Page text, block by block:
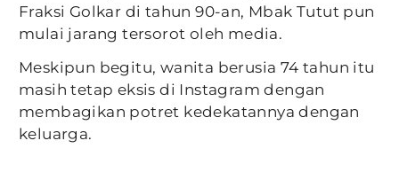
Fraksi Golkar di tahun 90-an, Mbak Tutut pun
mulai jarang tersorot oleh media.
Meskipun begitu, wanita berusia 74 tahun itu
masih tetap eksis di Instagram dengan
membagikan potret kedekatannya dengan
keluarga.